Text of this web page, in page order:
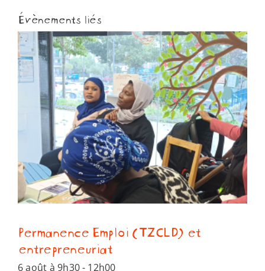
Évènements liés
Permanence Emploi (TZCLD) et
entrepreneuriat
6 août à 9h30- 12h00